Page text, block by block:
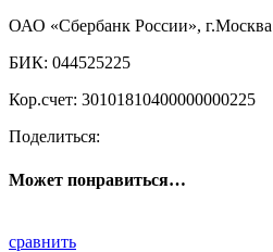
ОАО «Сбербанк России», г.Москва
БИК: 044525225
Кор.счет: 30101810400000000225
Поделиться:
Может понравиться…
сравнить